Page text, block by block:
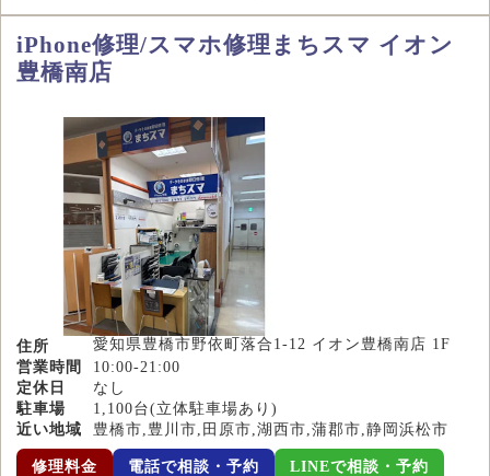
iPhone修理/スマホ修理まちスマ イオン
豊橋南店
住所
愛知県豊橋市野依町落合1-12 イオン豊橋南店 1F
営業時間
10:00-21:00
定休日
なし
駐車場
1,100台(立体駐車場あり)
近い地域
豊橋市,豊川市,田原市,湖西市,蒲郡市,静岡浜松市
修理料金 電話で相談・予約 LINEで相談・予約